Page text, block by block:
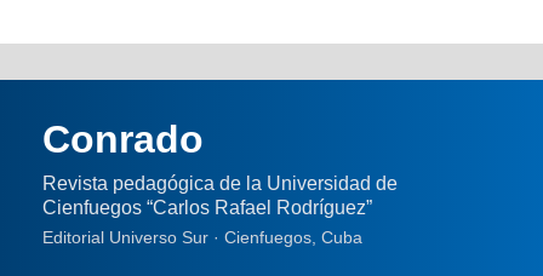
Conrado
Revista pedagógica de la Universidad de
Cienfuegos “Carlos Rafael Rodríguez”
Editorial Universo Sur · Cienfuegos, Cuba